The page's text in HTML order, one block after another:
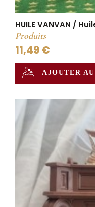
HUILE VANVAN /
Produits
11,49 €
AJOUTER